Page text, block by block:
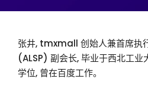
张井, tmxmall 创始人兼首席执
(ALSP) 副会长, 毕业于西北工业
学位, 曾在百度工作。